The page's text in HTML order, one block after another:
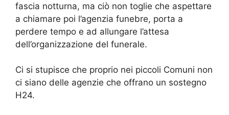
fascia notturna, ma ciò non toglie che aspettare
a chiamare poi l’agenzia funebre, porta a
perdere tempo e ad allungare l’attesa
dell’organizzazione del funerale.
Ci si stupisce che proprio nei piccoli Comuni non
ci siano delle agenzie che offrano un sostegno
H24.